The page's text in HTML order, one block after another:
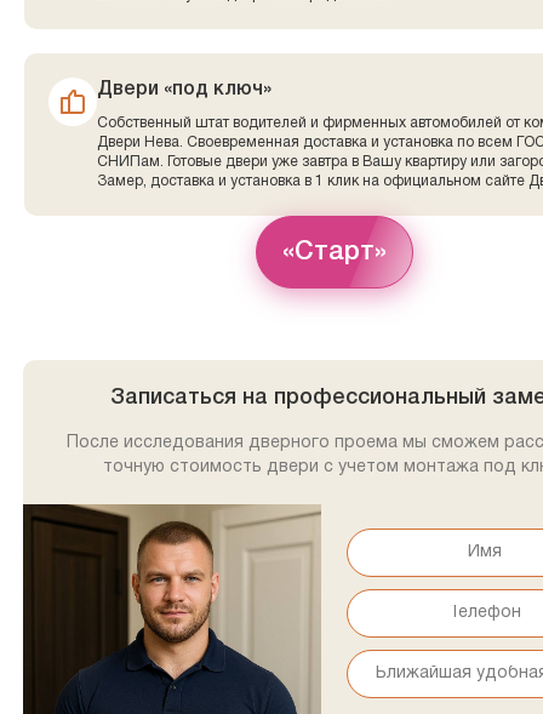
Двери «под ключ»
Собственный штат водителей и фирменных автомобилей от
Двери Нева. Своевременная доставка и установка по всем
СНИПам. Готовые двери уже завтра в Вашу квартиру или
Замер, доставка и установка в 1 клик на официальном сайте
«Старт»
Записаться на профессиональный
После исследования дверного проема мы сможем
точную стоимость двери с учетом монтажа под